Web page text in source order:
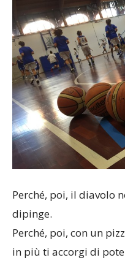
Perché, poi, il diavolo
dipinge.
Perché, poi, con un
in più ti accorgi di